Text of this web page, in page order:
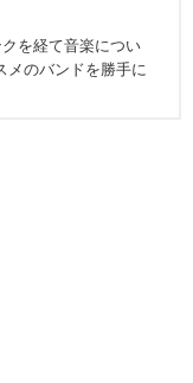
を経て音楽につい
メのバンドを勝手に